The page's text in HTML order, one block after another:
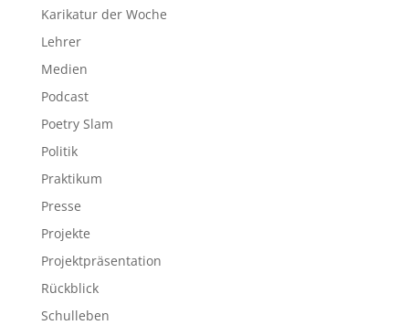
Karikatur der Woche
Lehrer
Medien
Podcast
Poetry Slam
Politik
Praktikum
Presse
Projekte
Projektpräsentation
Rückblick
Schulleben